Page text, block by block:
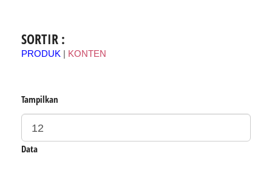
SORTIR :
PRODUK KONTEN
Tampilkan
Data